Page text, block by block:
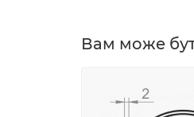
Вам може